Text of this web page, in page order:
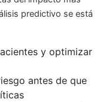
predictivo se está
y optimizar
antes de que